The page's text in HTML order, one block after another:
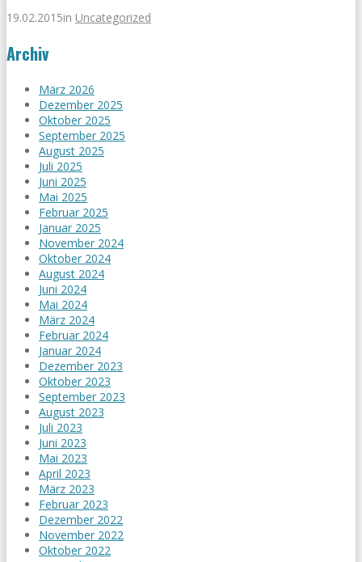
19.02.2015in Uncategorized
Archiv
März 2026
Dezember 2025
Oktober 2025
September 2025
August 2025
Juli 2025
Juni 2025
Mai 2025
Februar 2025
Januar 2025
November 2024
Oktober 2024
August 2024
Juni 2024
Mai 2024
März 2024
Februar 2024
Januar 2024
Dezember 2023
Oktober 2023
September 2023
August 2023
Juli 2023
Juni 2023
Mai 2023
April 2023
März 2023
Februar 2023
Dezember 2022
November 2022
Oktober 2022